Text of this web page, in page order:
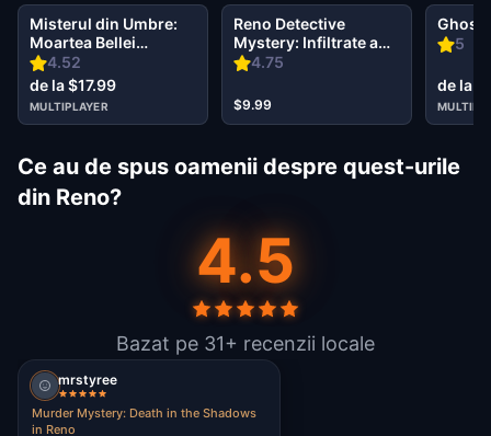
4.52
Misterul din Umbre:
Moartea Bellei
Wanderlust în Reno
de la $17.99
MULTIPLAYER
4.75
Reno Detective
Mystery: Infiltrate a
Secret Society!
$9.99
5
Ghost
de la
Ce au de spus oamenii despre quest-urile
din Reno?
4.5
Bazat pe 31+ recenzii locale
mrstyree
Murder Mystery: Death in the Shadows
in Reno